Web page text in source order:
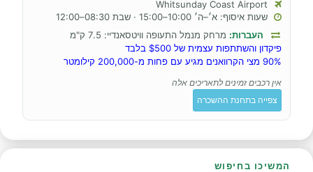
שעות איסוף: א׳–ה׳ 10:00–15:00 · שבת 08:30–12:00
העברות: מרחק מנמל התעופה וויטסאנדיי: 7.5 ק"מ
פיקדון והשתתפות עצמית של $500 בלבד
90% מצי הקרוואנים מגיע עם פחות מ-200,000 קילומטר
אין רכבים זמינים לתאריכים אלה
צפייה בתחנת ההשכרה
המשיכו בחיפוש